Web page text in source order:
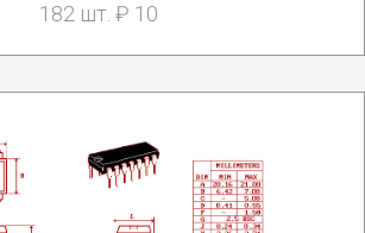
182 шт. ₽ 10